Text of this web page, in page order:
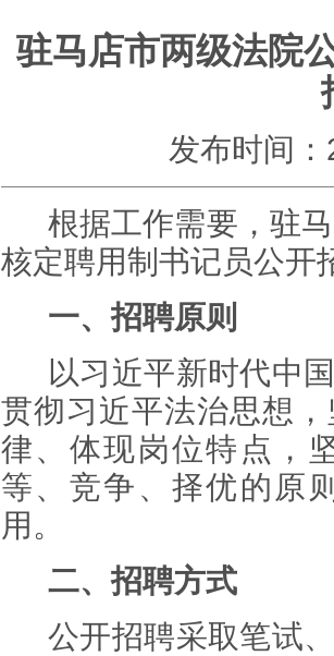
驻马店市两级法院
发布时间
根据工作需要，驻
核定聘用制书记员公开
一、招聘原则
以习近平新时代中
贯彻习近平法治思想
律、体现岗位特点，
等、竞争、择优的原
用 。
二、招聘方式
公开招聘采取笔试